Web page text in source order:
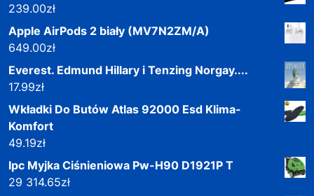
239.00zł
Apple AirPods 2 biały (MV7N2ZM/A)
649.00zł
Everest. Edmund Hillary i Tenzing Norgay....
17.99zł
Wkładki Do Butów Atlas 92000 Esd Klima-
Komfort
49.19zł
Ipc Myjka Ciśnieniowa Pw-H90 D1921P T
29 314.65zł